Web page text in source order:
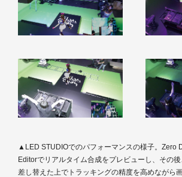
▲LED STUDIOでのパフォーマンスの様子。Zero
Editorでリアルタイム合成をプレビューし、その
差し替えた上でトラッキングの精度を高めながら